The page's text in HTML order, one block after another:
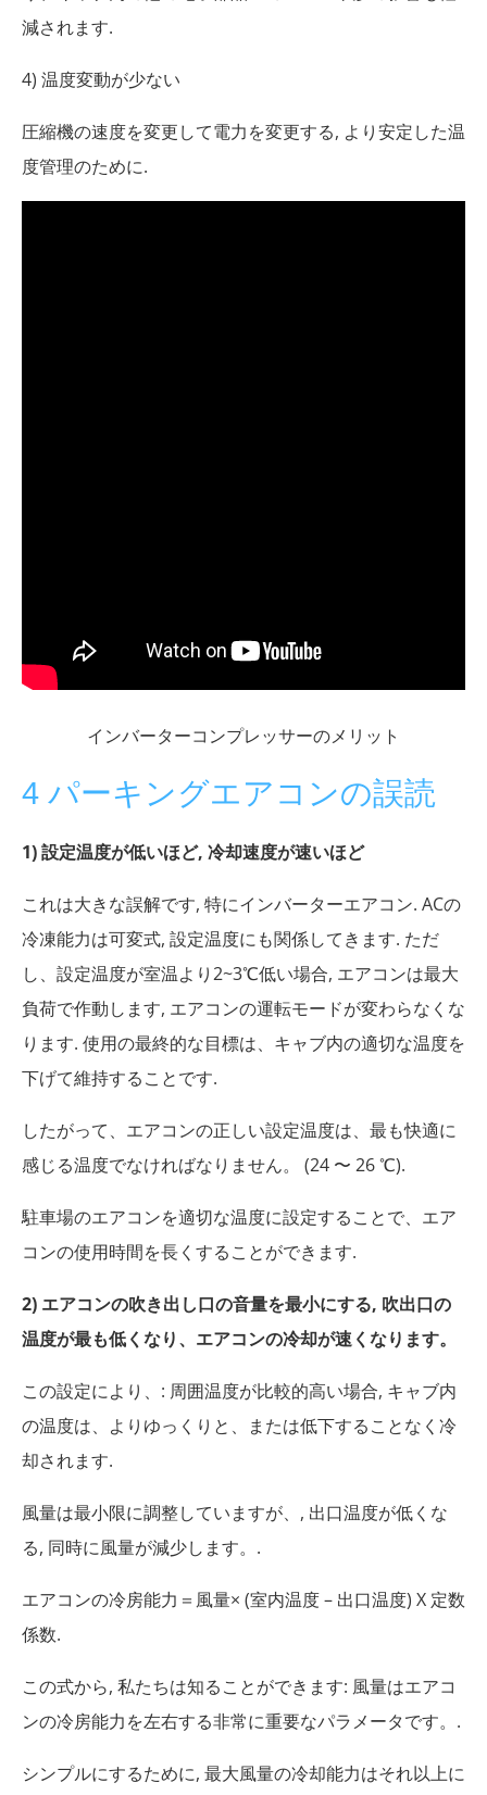
減されます.
4) 温度変動が少ない
圧縮機の速度を変更して電力を変更する, より安定した温
度管理のために.
インバーターコンプレッサーのメリット
4 パーキングエアコンの誤読
1) 設定温度が低いほど, 冷却速度が速いほど
これは大きな誤解です, 特にインバーターエアコン. ACの
冷凍能力は可変式, 設定温度にも関係してきます. ただ
し、設定温度が室温より2~3℃低い場合, エアコンは最大
負荷で作動します, エアコンの運転モードが変わらなくな
ります. 使用の最終的な目標は、キャブ内の適切な温度を
下げて維持することです.
したがって、エアコンの正しい設定温度は、最も快適に
感じる温度でなければなりません。 (24 〜 26 ℃).
駐車場のエアコンを適切な温度に設定することで、エア
コンの使用時間を長くすることができます.
2) エアコンの吹き出し口の音量を最小にする, 吹出口の
温度が最も低くなり、エアコンの冷却が速くなります。
この設定により、: 周囲温度が比較的高い場合, キャブ内
の温度は、よりゆっくりと、または低下することなく冷
却されます.
風量は最小限に調整していますが、, 出口温度が低くな
る, 同時に風量が減少します。.
エアコンの冷房能力＝風量× (室内温度 – 出口温度) X 定数
係数.
この式から, 私たちは知ることができます: 風量はエアコ
ンの冷房能力を左右する非常に重要なパラメータです。.
シンプルにするために, 最大風量の冷却能力はそれ以上に